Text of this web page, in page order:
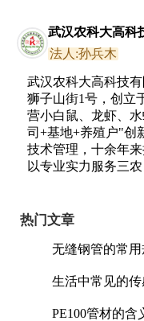
武汉农科大高科
法人:孙兵木
武汉农科大高科技
狮子山街1号，创立
营小白鼠、龙虾、
司+基地+养殖户"创
技术管理，十余年
以专业实力服务三
热门文章
无缝钢管的常
生活中常见的
PE100管材的含